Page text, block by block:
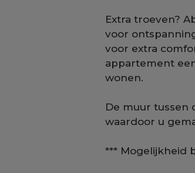
Extra troeven?
voor
voor extra
appartement
wonen.
De muur tussen
waardoor u
*** Mogelijkheid